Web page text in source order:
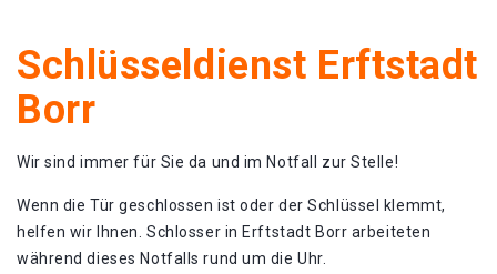
Schlüsseldienst Erftstadt
Borr
Wir sind immer für Sie da und im Notfall zur Stelle!
Wenn die Tür geschlossen ist oder der Schlüssel klemmt,
helfen wir Ihnen. Schlosser in Erftstadt Borr arbeiteten
während dieses Notfalls rund um die Uhr.